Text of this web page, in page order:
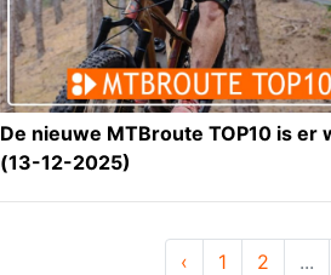
De nieuwe MTBroute TOP10 is
(13-12-2025)
‹ 1 2 ...